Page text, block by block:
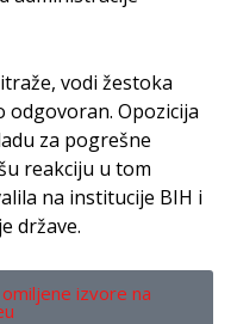
vodi žestoka
odgovoran. Opozicija
za pogrešne
reakciju u tom
na institucije BIH i
države.
izvore na